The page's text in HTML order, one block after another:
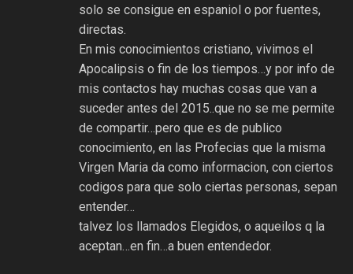
solo se consigue en espaniol o por fuentes,
directas.
En mis conocimientos cristiano, vivimos el
Apocalipsis o fin de los tiempos…y por info de
mis contactos hay muchas cosas que van a
suceder antes del 2015..que no se me permite
de compartir…pero que es de publico
conocimiento, en las Profecias que la misma
Virgen Maria da como informacion, con ciertos
codigos para que solo ciertas personas, sepan
entender…
talvez los llamados Elegidos, o aqueilos q la
aceptan…en fin…a buen entendedor.